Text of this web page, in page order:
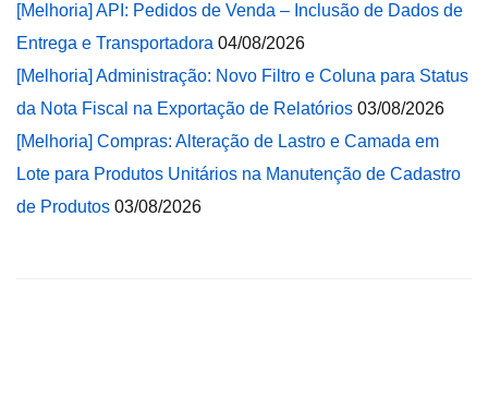
[Melhoria] API: Pedidos de Venda – Inclusão de Dados de
Entrega e Transportadora 04/08/2026
[Melhoria] Administração: Novo Filtro e Coluna para Status
da Nota Fiscal na Exportação de Relatórios 03/08/2026
[Melhoria] Compras: Alteração de Lastro e Camada em
Lote para Produtos Unitários na Manutenção de Cadastro
de Produtos 03/08/2026